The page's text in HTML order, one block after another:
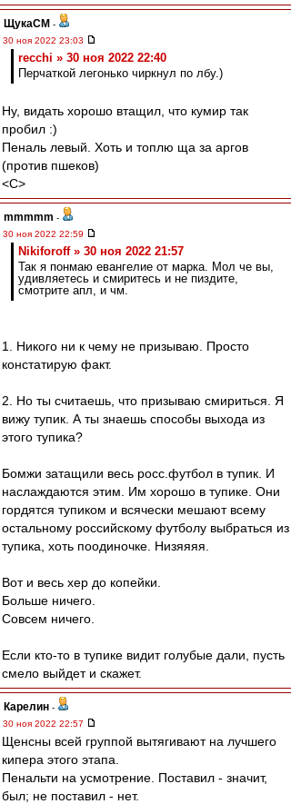
ЩукаСМ -
30 ноя 2022 23:03
recchi » 30 ноя 2022 22:40
Перчаткой легонько чиркнул по лбу.)
Ну, видать хорошо втащил, что кумир так
пробил :)
Пеналь левый. Хоть и топлю ща за аргов
(против пшеков)
<C>
mmmmm -
30 ноя 2022 22:59
Nikiforoff » 30 ноя 2022 21:57
Так я понмаю евангелие от марка. Мол че вы,
удивляетесь и смиритесь и не пиздите,
смотрите апл, и чм.
1. Никого ни к чему не призываю. Просто
констатирую факт.
2. Но ты считаешь, что призываю смириться. Я
вижу тупик. А ты знаешь способы выхода из
этого тупика?
Бомжи затащили весь росс.футбол в тупик. И
наслаждаются этим. Им хорошо в тупике. Они
гордятся тупиком и всячески мешают всему
остальному российскому футболу выбраться из
тупика, хоть поодиночке. Низяяяя.
Вот и весь хер до копейки.
Больше ничего.
Совсем ничего.
Если кто-то в тупике видит голубые дали, пусть
смело выйдет и скажет.
Карелин -
30 ноя 2022 22:57
Щенсны всей группой вытягивают на лучшего
кипера этого этапа.
Пенальти на усмотрение. Поставил - значит,
был; не поставил - нет.